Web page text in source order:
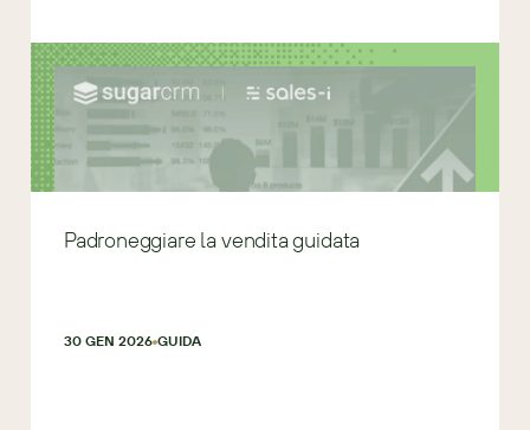
Padroneggiare la vendita guidata
30 GEN 2026 GUIDA